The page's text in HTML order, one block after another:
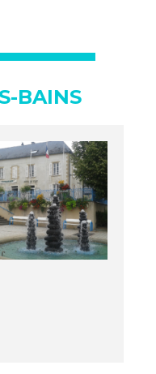
BAINS